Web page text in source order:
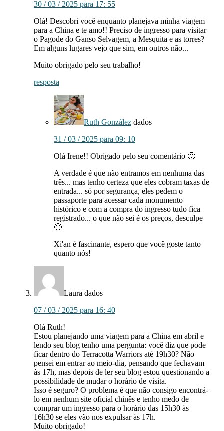
30 / 03 / 2025 para 17: 55
Olá! Descobri você enquanto planejava minha viagem
para a China e te amo!! Preciso de ingresso para visitar
o Pagode do Ganso Selvagem, a Mesquita e as torres?
Em alguns lugares vejo que sim, em outros não...
Muito obrigado pelo seu trabalho!
resposta
Ruth González dados
31 / 03 / 2025 para 09: 10
Olá Irene!! Obrigado pelo seu comentário 🙂
A verdade é que não entramos em nenhuma das
três... mas tenho certeza que eles cobram taxas de
entrada... só por segurança, eles pedem o
passaporte para acessar cada monumento
histórico e com a compra do ingresso tudo fica
registrado... o que não sei é os preços, desculpe
🙁
Xi'an é fascinante, espero que você goste tanto
quanto nós!
Laura dados
07 / 03 / 2025 para 16: 40
Olá Ruth!
Estou planejando uma viagem para a China em abril e
lendo seu blog tenho uma pergunta: você diz que pode
ficar dentro do Terracotta Warriors até 19h30? Não
pensei em entrar ao meio-dia, pensando que fechavam
às 17h, mas depois de ler seu blog estou questionando a
possibilidade de mudar o horário de visita.
Isso é seguro? O problema é que não consigo encontrá-
lo em nenhum site oficial chinês e tenho medo de
comprar um ingresso para o horário das 15h30 às
16h30 se eles vão nos expulsar às 17h.
Muito obrigado!